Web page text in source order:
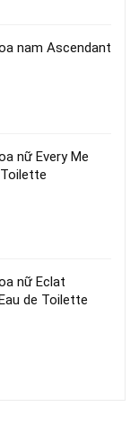
nam Ascendant
nữ Every Me
nữ Eclat
de Toilette